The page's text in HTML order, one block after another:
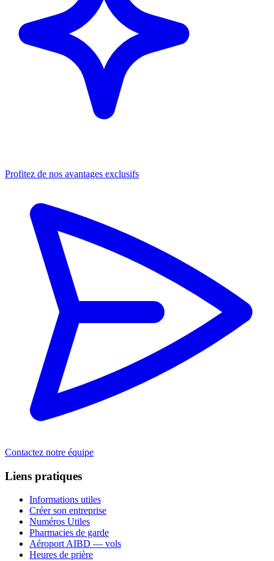
Profitez de nos avantages exclusifs
Contactez notre équipe
Liens pratiques
Informations utiles
Créer son entreprise
Numéros Utiles
Pharmacies de garde
Aéroport AIBD — vols
Heures de prière